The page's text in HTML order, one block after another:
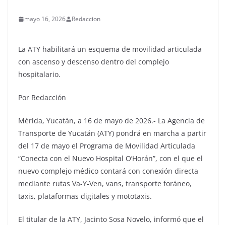
mayo 16, 2026 Redaccion
La ATY habilitará un esquema de movilidad articulada
con ascenso y descenso dentro del complejo
hospitalario.
Por Redacción
Mérida, Yucatán, a 16 de mayo de 2026.- La Agencia de
Transporte de Yucatán (ATY) pondrá en marcha a partir
del 17 de mayo el Programa de Movilidad Articulada
“Conecta con el Nuevo Hospital O’Horán”, con el que el
nuevo complejo médico contará con conexión directa
mediante rutas Va-Y-Ven, vans, transporte foráneo,
taxis, plataformas digitales y mototaxis.
El titular de la ATY, Jacinto Sosa Novelo, informó que el